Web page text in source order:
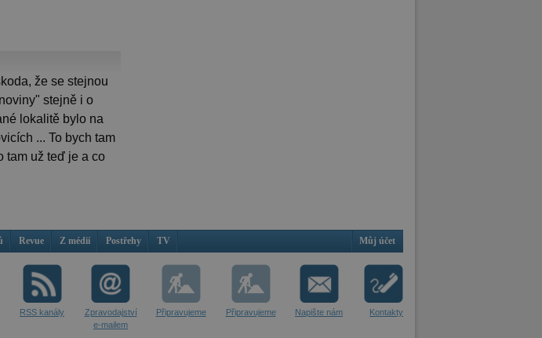
že se stejnou
stejně i o
lokalitě bylo na
... To bych tam
tam už teď je a co
Revue Z médií Postřehy TV Můj účet
RSS kanály
Zpravodajství
e-mailem
Připravujeme Připravujeme Napište nám Kontakty